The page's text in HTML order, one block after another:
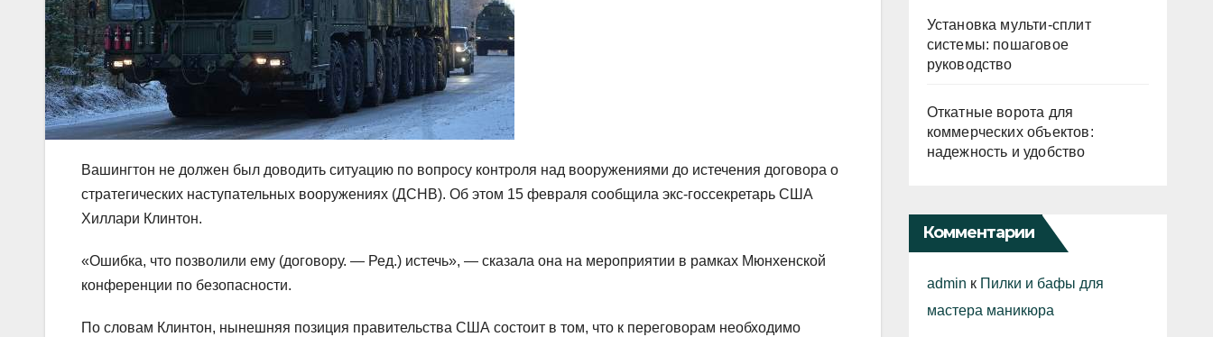
Вашингтон не должен был доводить ситуацию по вопросу контроля над вооружениями до истечения договора о
стратегических наступательных вооружениях (ДСНВ). Об этом 15 февраля сообщила экс-госсекретарь США
Хиллари Клинтон.
«Ошибка, что позволили ему (договору. — Ред.) истечь», — сказала она на мероприятии в рамках Мюнхенской
конференции по безопасности.
По словам Клинтон, нынешняя позиция правительства США состоит в том, что к переговорам необходимо
Установка мульти-сплит
системы: пошаговое
руководство
Откатные ворота для
коммерческих объектов:
надежность и удобство
Комментарии
admin к Пилки и бафы для
мастера маникюра